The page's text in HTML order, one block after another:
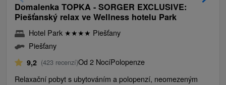
Domalenka TOPKA - SORGER EXCLUSIVE:
Piešťanský relax ve Wellness hotelu Park
Hotel Park ★★★★ Piešťany
Piešťany
9,2 (423 recenzí)Od 2 NocíPolopenze
Relaxační pobyt s ubytováním a polopenzí, neomezeným